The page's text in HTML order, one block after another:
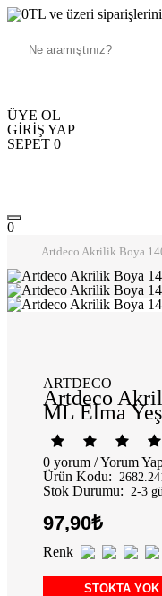
250TL ve üzeri
ÜYE OL
GİRİŞ YAP
SEPET 0
0
Artdeco Akrilik Boya
ARTDECO
Artdeco
ML Elma
0 yorum /Yorum
Ürün Kodu:
Stok Durumu: 2-3
97,90₺
Renk
STOKTA YOK